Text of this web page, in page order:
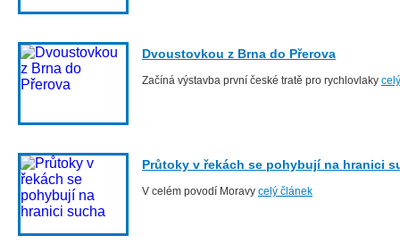
Dvoustovkou z Brna do Přerova
Začíná výstavba první české tratě pro rychlovlaky
Průtoky v řekách se pohybují na hranici
V celém povodí Moravy celý článek